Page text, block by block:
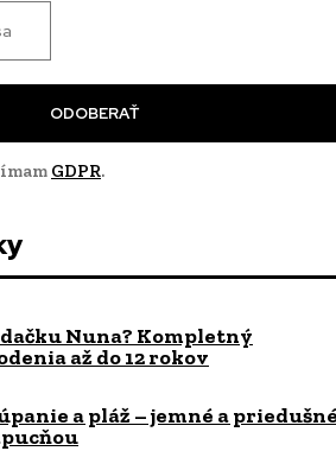
ODOBERAŤ
GDPR.
Nuna? Kompletný
až do 12 rokov
a pláž – jemné a